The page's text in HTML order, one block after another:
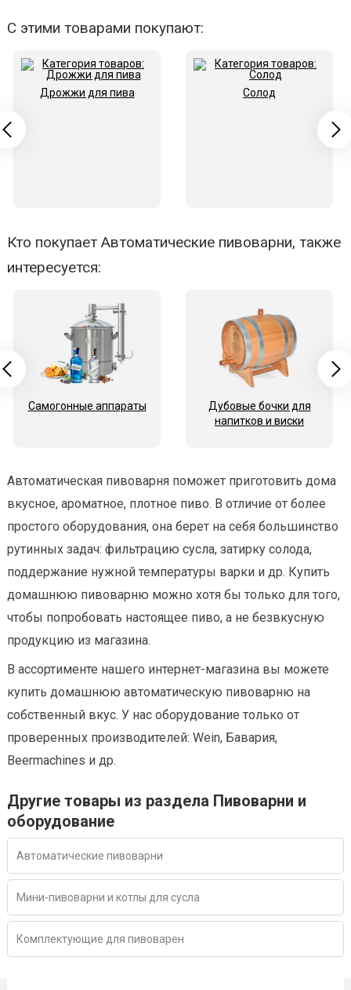
С этими товарами покупают:
Дрожжи для пива Солод
Кто покупает Автоматические пивоварни, также
интересуется:
Самогонные аппараты
Дубовые бочки для
напитков и виски
Автоматическая пивоварня поможет приготовить дома
вкусное, ароматное, плотное пиво. В отличие от более
простого оборудования, она берет на себя большинство
рутинных задач: фильтрацию сусла, затирку солода,
поддержание нужной температуры варки и др. Купить
домашнюю пивоварню можно хотя бы только для того,
чтобы попробовать настоящее пиво, а не безвкусную
продукцию из магазина.
В ассортименте нашего интернет-магазина вы можете
купить домашнюю автоматическую пивоварню на
собственный вкус. У нас оборудование только от
проверенных производителей: Wein, Бавария,
Beermachines и др.
Другие товары из раздела Пивоварни и
оборудование
Автоматические пивоварни
Мини-пивоварни и котлы для сусла
Комплектующие для пивоварен